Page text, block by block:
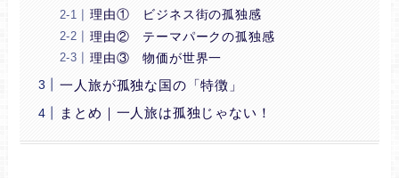
理由① ビジネス街の孤独感
理由② テーマパークの孤独感
理由③ 物価が世界一
一人旅が孤独な国の「特徴」
まとめ｜一人旅は孤独じゃない！